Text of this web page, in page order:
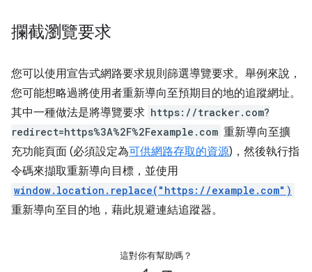
攔截瀏覽要求
您可以使用宣告式網路要求規則篩選導覽要求。舉例來說，
您可能想略過將使用者重新導向至預期目的地的追蹤網址。
其中一種做法是將導覽要求 https://tracker.com?
redirect=https%3A%2F%2Fexample.com 重新導向至擴
充功能頁面 (必須設定為可供網路存取的資源)，然後執行指
令碼來擷取重新導向目標，並使用
window.location.replace("https://example.com")
重新導向至目的地，藉此規避連結追蹤器。
這對你有幫助嗎？